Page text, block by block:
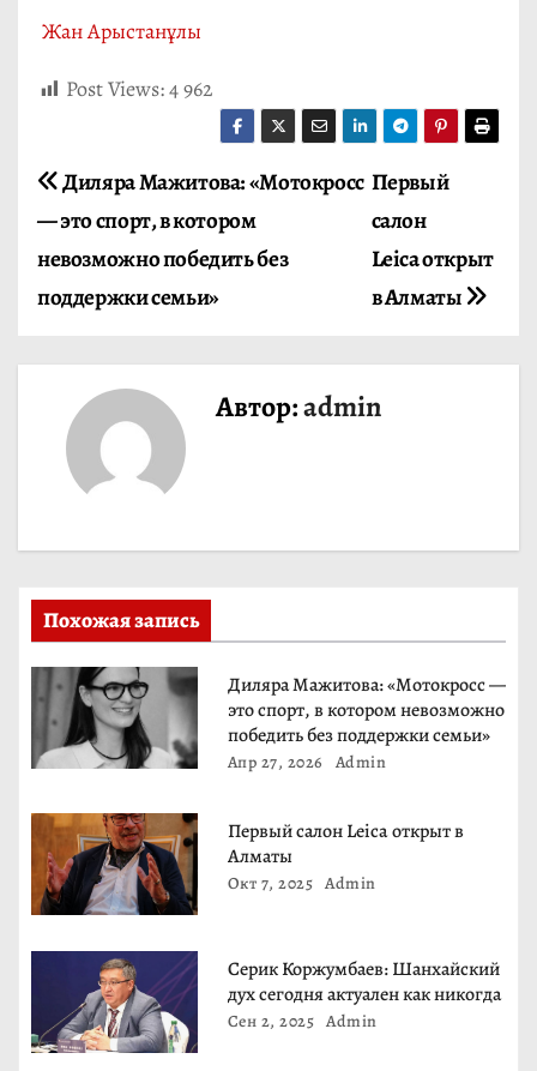
Жан Арыстанұлы
Post Views:4 962
Н
а
в
и
я
п
о
з
п
и
с
м
Первый
салон
Leica открыт
в Алматы
Диляра Мажитова: «Мотокросс
— это спорт, в котором
невозможно победить без
поддержки семьи»
Автор:admin
Похожая запись
Диляра Мажитова: «Мотокросс —
это спорт, в котором невозможно
победить без поддержки семьи»
Апр 27, 2026 Admin
Первый салон Leica открыт в
Алматы
Окт 7, 2025 Admin
Серик Коржумбаев: Шанхайский
дух сегодня актуален как никогда
Сен 2, 2025 Admin